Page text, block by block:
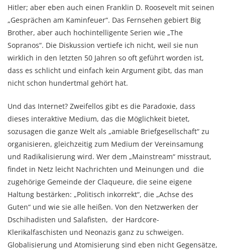
Hitler; aber eben auch einen Franklin D. Roosevelt mit seinen
„Gesprächen am Kaminfeuer“. Das Fernsehen gebiert Big
Brother, aber auch hochintelligente Serien wie „The
Sopranos“. Die Diskussion vertiefe ich nicht, weil sie nun
wirklich in den letzten 50 Jahren so oft geführt worden ist,
dass es schlicht und einfach kein Argument gibt, das man
nicht schon hundertmal gehört hat.
Und das Internet? Zweifellos gibt es die Paradoxie, dass
dieses interaktive Medium, das die Möglichkeit bietet,
sozusagen die ganze Welt als „amiable Briefgesellschaft“ zu
organisieren, gleichzeitig zum Medium der Vereinsamung
und Radikalisierung wird. Wer dem „Mainstream“ misstraut,
findet in Netz leicht Nachrichten und Meinungen und die
zugehörige Gemeinde der Claqueure, die seine eigene
Haltung bestärken: „Politisch inkorrekt“, die „Achse des
Guten“ und wie sie alle heißen. Von den Netzwerken der
Dschihadisten und Salafisten, der Hardcore-
Klerikalfaschisten und Neonazis ganz zu schweigen.
Globalisierung und Atomisierung sind eben nicht Gegensätze,